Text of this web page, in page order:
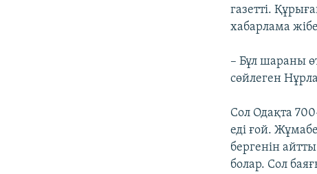
газетті.
хабарлама
– Бұл шараны
сөйлеген
Сол Одақта
еді ғой.
бергенін
болар. Сол